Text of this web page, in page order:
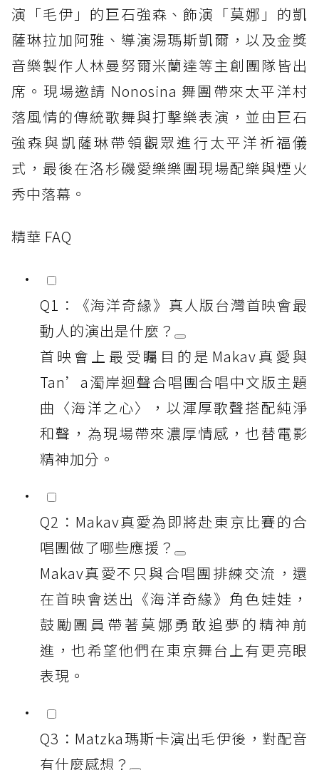
演「毛伊」的巨石強森、飾演「莫娜」的凱
薩琳拉加阿雅、導演湯瑪斯凱爾，以及金獎
音樂製作人林曼努爾米蘭達等主創團隊皆出
席。現場邀請 Nonosina 舞團帶來太平洋村
落風情的傳統歌舞與打擊樂表演，並由巨石
強森與凱薩琳帶領觀眾進行太平洋祈福儀
式，最後在洛杉磯愛樂樂團現場配樂與煙火
秀中落幕。
精華 FAQ
Q1：《海洋奇緣》真人版台灣首映會最
動人的演出是什麼？
首映會上最受矚目的是Makav真愛與
Tan’a濁岸迴聲合唱團合唱中文版主題
曲〈海洋之心〉，以渾厚歌聲搭配純淨
和聲，為現場帶來濃厚情感，也替電影
精神加分。
Q2：Makav真愛為即將赴東京比賽的合
唱團做了哪些應援？
Makav真愛不只與合唱團排練交流，還
在首映會送出《海洋奇緣》角色娃娃，
鼓勵團員帶著莫娜勇敢追夢的精神前
進，也希望他們在東京舞台上有更亮眼
表現。
Q3：Matzka瑪斯卡演出毛伊後，對配音
有什麼感想？